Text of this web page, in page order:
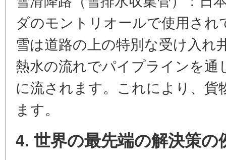
ダのモントリオールで使用さ
雪は道路の上の特別な受け入れ
熱水の流れでパイプラインを通
に流されます。これにより、
ます。
4. 世界の最先端の解決策の